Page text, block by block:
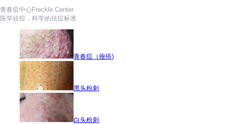
青春痘中心Freckle Center
医学祛痘，科学的祛痘标准
青春痘（痤疮)
黑头粉刺
白头粉刺